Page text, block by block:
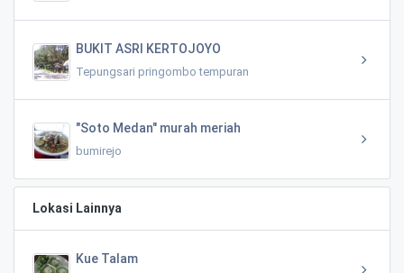
BUKIT ASRI KERTOJOYO
Tepungsari pringombo tempuran
"Soto Medan" murah meriah
bumirejo
Lokasi Lainnya
Kue Talam